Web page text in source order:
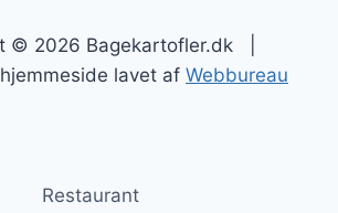
© 2026 Bagekartofler.dk |
lavet af Webbureau
Restaurant